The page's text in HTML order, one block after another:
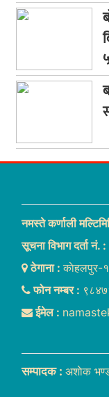
नमस्ते कर्णाली
सूचना विभाग दर्ता नं. :
ठेगाना :काेहलपुर-
फोन नम्बर :
ईमेल :
सम्पादक : अशाेक